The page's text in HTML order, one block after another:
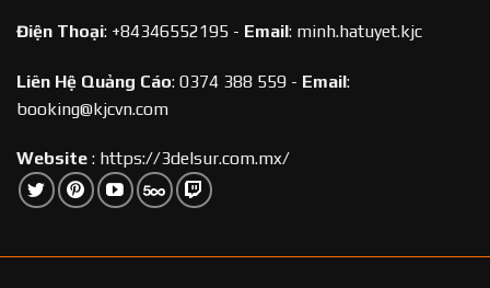
Điện Thoại: +84346552195 - Email: minh.hatuyet.kjc
Liên Hệ Quảng Cáo: 0374 388 559 - Email:
booking@kjcvn.com
Website : https://3delsur.com.mx/